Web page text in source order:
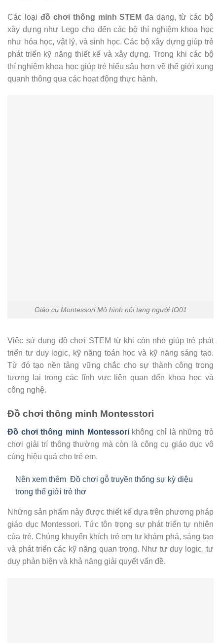
Các loại đồ chơi thông minh STEM đa dạng, từ các bộ
xây dựng như Lego cho đến các bộ thí nghiệm khoa học
như hóa học, vật lý, và sinh học. Các bộ xây dựng giúp trẻ
phát triển kỹ năng thiết kế và xây dựng. Trong khi các bộ
thí nghiệm khoa học giúp trẻ hiểu sâu hơn về thế giới xung
quanh thông qua các hoạt động thực hành.
Giáo cụ Montessori Mô hình nội tạng người IO01
Việc sử dụng đồ chơi STEM từ khi còn nhỏ giúp trẻ phát
triển tư duy logic, kỹ năng toán học và kỹ năng sáng tạo.
Từ đó tạo nền tảng vững chắc cho sự thành công trong
tương lai trong các lĩnh vực liên quan đến khoa học và
công nghệ.
Đồ chơi thông minh Montesstori
Đồ chơi thông minh Montessorikhông chỉ là những trò
chơi giải trí thông thường mà còn là công cụ giáo dục vô
cùng hiệu quả cho trẻ em.
Nên xem thêm Đồ chơi gỗ truyền thống sự kỳ diệu
trong thế giới trẻ thơ
Những sản phẩm này được thiết kế dựa trên phương pháp
giáo dục Montessori. Tức tôn trọng sự phát triển tự nhiên
của trẻ. Chúng khuyến khích trẻ em tự khám phá, sáng tạo
và phát triển các kỹ năng quan trọng. Như tư duy logic, tư
duy phản biện và khả năng giải quyết vấn đề.